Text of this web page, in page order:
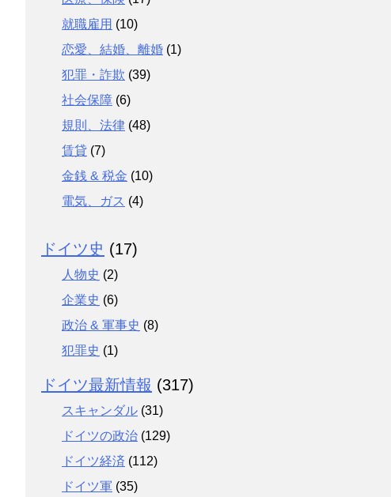
就職雇用 (10)
恋愛、結婚、離婚 (1)
犯罪・詐欺 (39)
社会保障 (6)
規則、法律 (48)
賃貸 (7)
金銭 & 税金 (10)
電気、ガス (4)
ドイツ史 (17)
人物史 (2)
企業史 (6)
政治 & 軍事史 (8)
犯罪史 (1)
ドイツ最新情報 (317)
スキャンダル (31)
ドイツの政治 (129)
ドイツ経済 (112)
ドイツ軍 (35)